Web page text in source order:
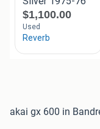
akai gx 600 in